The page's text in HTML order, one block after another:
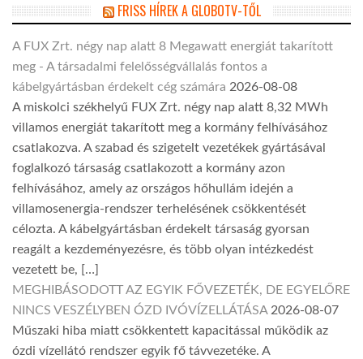
FRISS HÍREK A GLOBOTV-TŐL
A FUX Zrt. négy nap alatt 8 Megawatt energiát takarított
meg - A társadalmi felelősségvállalás fontos a
kábelgyártásban érdekelt cég számára 2026-08-08
A miskolci székhelyű FUX Zrt. négy nap alatt 8,32 MWh
villamos energiát takarított meg a kormány felhívásához
csatlakozva. A szabad és szigetelt vezetékek gyártásával
foglalkozó társaság csatlakozott a kormány azon
felhívásához, amely az országos hőhullám idején a
villamosenergia-rendszer terhelésének csökkentését
célozta. A kábelgyártásban érdekelt társaság gyorsan
reagált a kezdeményezésre, és több olyan intézkedést
vezetett be, […]
MEGHIBÁSODOTT AZ EGYIK FŐVEZETÉK, DE EGYELŐRE
NINCS VESZÉLYBEN ÓZD IVÓVÍZELLÁTÁSA 2026-08-07
Műszaki hiba miatt csökkentett kapacitással működik az
ózdi vízellátó rendszer egyik fő távvezetéke. A